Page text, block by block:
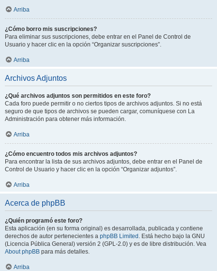
Arriba
¿Cómo borro mis suscripciones?
Para eliminar sus suscripciones, debe entrar en el Panel de Control de
Usuario y hacer clic en la opción “Organizar suscripciones”.
Arriba
Archivos Adjuntos
¿Qué archivos adjuntos son permitidos en este foro?
Cada foro puede permitir o no ciertos tipos de archivos adjuntos. Si no está
seguro de que tipos de archivos se pueden cargar, comuníquese con La
Administración para obtener más información.
Arriba
¿Cómo encuentro todos mis archivos adjuntos?
Para encontrar la lista de sus archivos adjuntos, debe entrar en el Panel de
Control de Usuario y hacer clic en la opción “Organizar adjuntos”.
Arriba
Acerca de phpBB
¿Quién programó este foro?
Esta aplicación (en su forma original) es desarrollada, publicada y contiene
derechos de autor pertenecientes a phpBB Limited . Está hecho bajo la GNU
(Licencia Pública General) versión 2 (GPL-2.0) y es de libre distribución. Vea
About phpBB para más detalles.
Arriba